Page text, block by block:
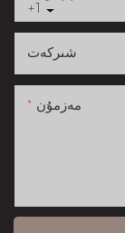
+1
شىركەت
مەزمۇن